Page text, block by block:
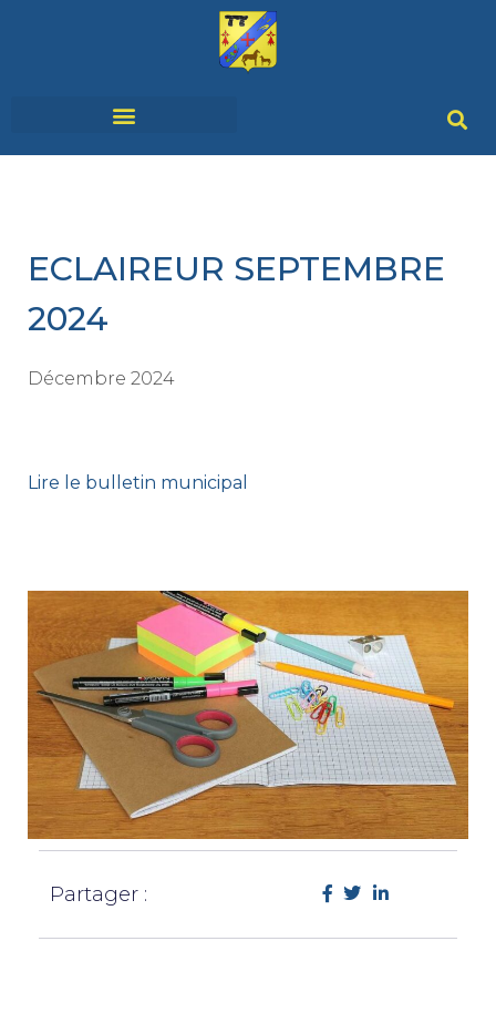
ECLAIREUR SEPTEMBRE
2024
Décembre 2024
Lire le bulletin municipal
Partager :